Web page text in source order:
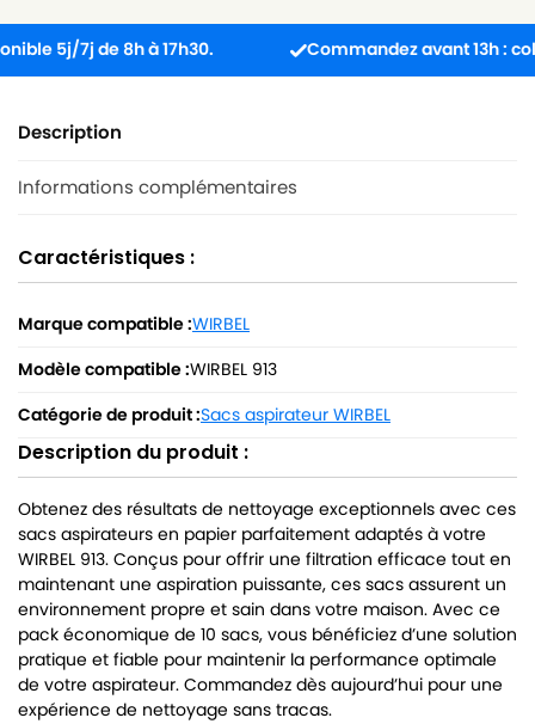
5j/7j de 8h à 17h30. Commandez avant 13h : colis
Description
Informations complémentaires
Caractéristiques :
Marque compatible :WIRBEL
Modèle compatible :WIRBEL 913
Catégorie de produit :Sacs aspirateur WIRBEL
Description du produit :
Obtenez des résultats de nettoyage exceptionnels avec ces
sacs aspirateurs en papier parfaitement adaptés à votre
WIRBEL 913. Conçus pour offrir une filtration efficace tout en
maintenant une aspiration puissante, ces sacs assurent un
environnement propre et sain dans votre maison. Avec ce
pack économique de 10 sacs, vous bénéficiez d’une solution
pratique et fiable pour maintenir la performance optimale
de votre aspirateur. Commandez dès aujourd’hui pour une
expérience de nettoyage sans tracas.